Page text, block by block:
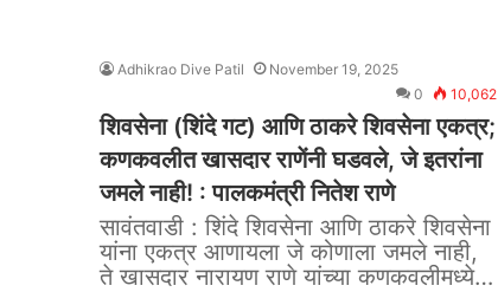
Adhikrao Dive Patil
November 19, 2025
0
10,062
शिवसेना (शिंदे गट) आणि ठाकरे शिवसेना एकत्र;
कणकवलीत खासदार राणेंनी घडवले, जे इतरांना
जमले नाही! : पालकमंत्री नितेश राणे
सावंतवाडी : ​शिंदे शिवसेना आणि ठाकरे शिवसेना
यांना एकत्र आणायला जे कोणाला जमले नाही,
ते खासदार नारायण राणे यांच्या कणकवलीमध्ये…